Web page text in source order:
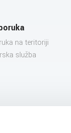
na teritoriji
služba